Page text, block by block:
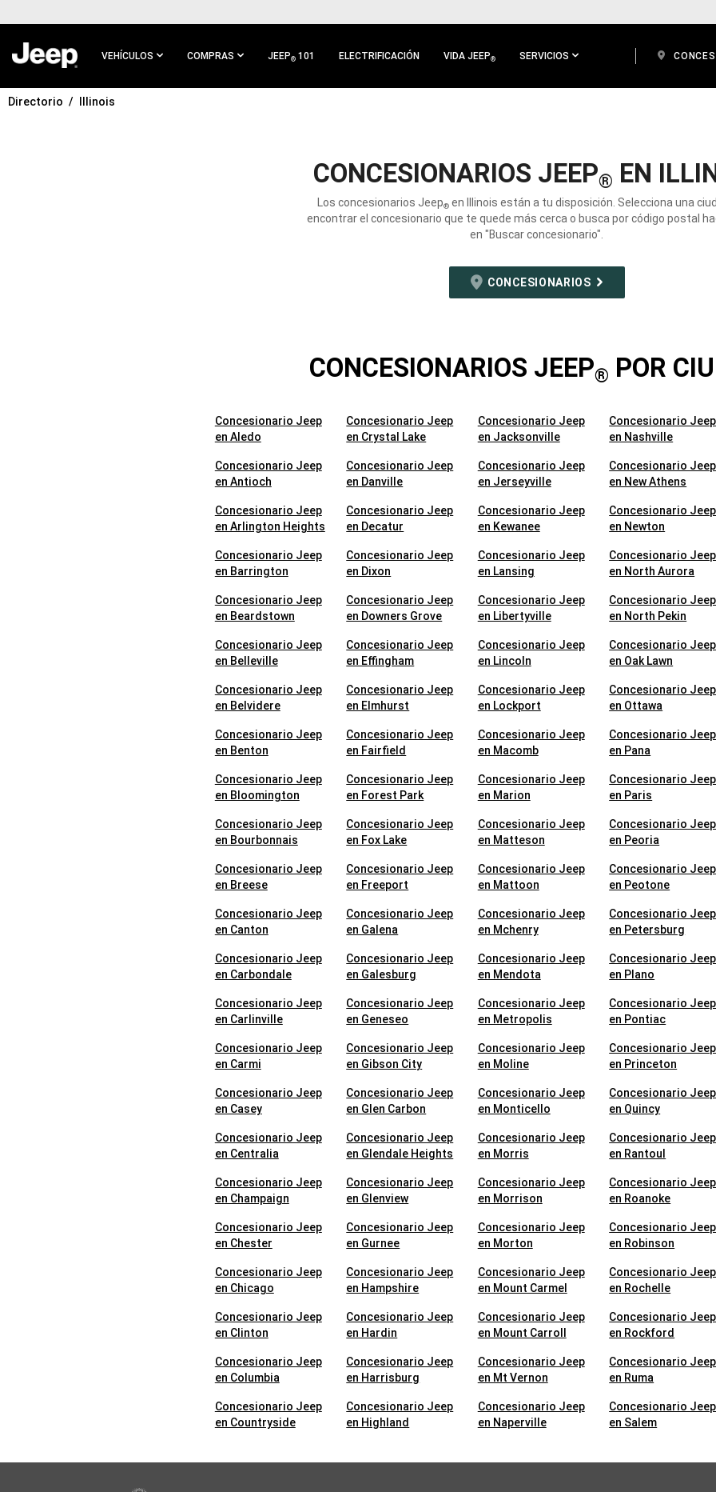
CONTENIDO
VEHÍCULOS COMPRAS JEEP® 101 ELECTRIFICACIÓN VIDA JEEP® SERVICIOS
IR A
Directorio Illinois
CONCESIONARIOS JEEP® EN
Los concesionarios Jeep® en Illinois están a tu disposición. Selecciona una
encontrar el concesionario que te quede más cerca o busca por código postal
en "Buscar concesionario".
CONCESIONARIOS
CONCESIONARIOS JEEP® POR
Concesionario Jeep
en Aledo
Concesionario Jeep
en Antioch
Concesionario Jeep
en Arlington Heights
Concesionario Jeep
en Barrington
Concesionario Jeep
en Beardstown
Concesionario Jeep
en Belleville
Concesionario Jeep
en Belvidere
Concesionario Jeep
en Benton
Concesionario Jeep
en Bloomington
Concesionario Jeep
en Bourbonnais
Concesionario Jeep
en Breese
Concesionario Jeep
en Canton
Concesionario Jeep
en Carbondale
Concesionario Jeep
en Carlinville
Concesionario Jeep
en Carmi
Concesionario Jeep
en Casey
Concesionario Jeep
en Centralia
Concesionario Jeep
en Champaign
Concesionario Jeep
en Chester
Concesionario Jeep
en Chicago
Concesionario Jeep
en Clinton
Concesionario Jeep
en Columbia
Concesionario Jeep
en Countryside
Concesionario Jeep
en Crystal Lake
Concesionario Jeep
en Danville
Concesionario Jeep
en Decatur
Concesionario Jeep
en Dixon
Concesionario Jeep
en Downers Grove
Concesionario Jeep
en Effingham
Concesionario Jeep
en Elmhurst
Concesionario Jeep
en Fairfield
Concesionario Jeep
en Forest Park
Concesionario Jeep
en Fox Lake
Concesionario Jeep
en Freeport
Concesionario Jeep
en Galena
Concesionario Jeep
en Galesburg
Concesionario Jeep
en Geneseo
Concesionario Jeep
en Gibson City
Concesionario Jeep
en Glen Carbon
Concesionario Jeep
en Glendale Heights
Concesionario Jeep
en Glenview
Concesionario Jeep
en Gurnee
Concesionario Jeep
en Hampshire
Concesionario Jeep
en Hardin
Concesionario Jeep
en Harrisburg
Concesionario Jeep
en Highland
Concesionario Jeep
en Jacksonville
Concesionario Jeep
en Jerseyville
Concesionario Jeep
en Kewanee
Concesionario Jeep
en Lansing
Concesionario Jeep
en Libertyville
Concesionario Jeep
en Lincoln
Concesionario Jeep
en Lockport
Concesionario Jeep
en Macomb
Concesionario Jeep
en Marion
Concesionario Jeep
en Matteson
Concesionario Jeep
en Mattoon
Concesionario Jeep
en Mchenry
Concesionario Jeep
en Mendota
Concesionario Jeep
en Metropolis
Concesionario Jeep
en Moline
Concesionario Jeep
en Monticello
Concesionario Jeep
en Morris
Concesionario Jeep
en Morrison
Concesionario Jeep
en Morton
Concesionario Jeep
en Mount Carmel
Concesionario Jeep
en Mount Carroll
Concesionario Jeep
en Mt Vernon
Concesionario Jeep
en Naperville
Concesionario Jeep
en Nashville
Concesionario Jeep
en New Athens
Concesionario Jeep
en Newton
Concesionario Jeep
en North Aurora
Concesionario Jeep
en North Pekin
Concesionario Jeep
en Oak Lawn
Concesionario Jeep
en Ottawa
Concesionario Jeep
en Pana
Concesionario Jeep
en Paris
Concesionario Jeep
en Peoria
Concesionario Jeep
en Peotone
Concesionario Jeep
en Petersburg
Concesionario Jeep
en Plano
Concesionario Jeep
en Pontiac
Concesionario Jeep
en Princeton
Concesionario Jeep
en Quincy
Concesionario Jeep
en Rantoul
Concesionario Jeep
en Roanoke
Concesionario Jeep
en Robinson
Concesionario Jeep
en Rochelle
Concesionario Jeep
en Rockford
Concesionario Jeep
en Ruma
Concesionario Jeep
en Salem